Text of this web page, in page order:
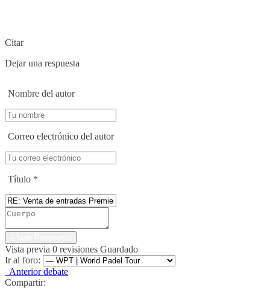
Citar
Dejar una respuesta
Nombre del autor
Correo electrónico del autor
Título *
Vista previa 0 revisiones Guardado
Ir al foro:
Anterior debate
Compartir: